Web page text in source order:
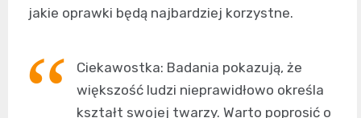
jakie oprawki będą najbardziej korzystne.
Ciekawostka: Badania pokazują, że
większość ludzi nieprawidłowo określa
kształt swojej twarzy. Warto poprosić o